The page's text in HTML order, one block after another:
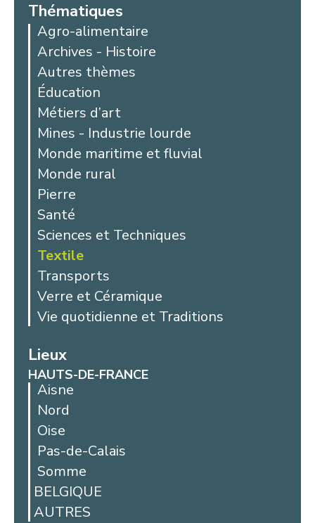
Thématiques
Agro-alimentaire
Archives - Histoire
Autres thèmes
Éducation
Métiers d’art
Mines - Industrie lourde
Monde maritime et fluvial
Monde rural
Pierre
Santé
Sciences et Techniques
Textile
Transports
Verre et Céramique
Vie quotidienne et Traditions
Lieux
HAUTS-DE-FRANCE
Aisne
Nord
Oise
Pas-de-Calais
Somme
BELGIQUE
AUTRES